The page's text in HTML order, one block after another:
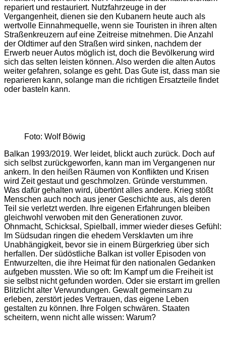
repariert und restauriert. Nutzfahrzeuge in der
Vergangenheit, dienen sie den Kubanern heute auch als
wertvolle Einnahmequelle, wenn sie Touristen in ihren alten
Straßenkreuzern auf eine Zeitreise mitnehmen. Die Anzahl
der Oldtimer auf den Straßen wird sinken, nachdem der
Erwerb neuer Autos möglich ist, doch die Bevölkerung wird
sich das selten leisten können. Also werden die alten Autos
weiter gefahren, solange es geht. Das Gute ist, dass man sie
reparieren kann, solange man die richtigen Ersatzteile findet
oder basteln kann.
Foto: Wolf Böwig
Balkan 1993/2019. Wer leidet, blickt auch zurück. Doch auf
sich selbst zurückgeworfen, kann man im Vergangenen nur
ankern. In den heißen Räumen von Konflikten und Krisen
wird Zeit gestaut und geschmolzen. Gründe verstummen.
Was dafür gehalten wird, übertönt alles andere. Krieg stößt
Menschen auch noch aus jener Geschichte aus, als deren
Teil sie verletzt werden. Ihre eigenen Erfahrungen bleiben
gleichwohl verwoben mit den Generationen zuvor.
Ohnmacht, Schicksal, Spielball, immer wieder dieses Gefühl:
Im Südsudan ringen die ehedem Versklavten um ihre
Unabhängigkeit, bevor sie in einem Bürgerkrieg über sich
herfallen. Der südöstliche Balkan ist voller Episoden von
Entwurzelten, die ihre Heimat für den nationalen Gedanken
aufgeben mussten. Wie so oft: Im Kampf um die Freiheit ist
sie selbst nicht gefunden worden. Oder sie erstarrt im grellen
Blitzlicht alter Verwundungen. Gewalt gemeinsam zu
erleben, zerstört jedes Vertrauen, das eigene Leben
gestalten zu können. Ihre Folgen schwären. Staaten
scheitern, wenn nicht alle wissen: Warum?